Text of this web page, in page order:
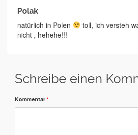
Polak
natürlich in Polen
toll, ich versteh
nicht , hehehe!!!
Schreibe einen
Kommentar *